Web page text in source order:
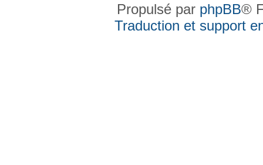
Propulsé par phpBB®
Traduction et support